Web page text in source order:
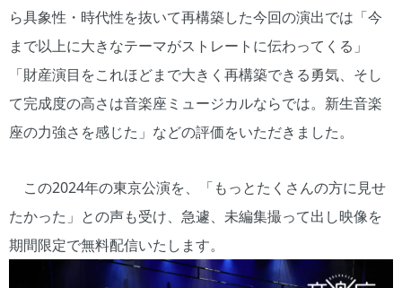
ら具象性・時代性を抜いて再構築した今回の演出では「今
まで以上に大きなテーマがストレートに伝わってくる」
「財産演目をこれほどまで大きく再構築できる勇気、そし
て完成度の高さは音楽座ミュージカルならでは。新生音楽
座の力強さを感じた」などの評価をいただきました。
この2024年の東京公演を、「もっとたくさんの方に見せ
たかった」との声も受け、急遽、未編集撮って出し映像を
期間限定で無料配信いたします。